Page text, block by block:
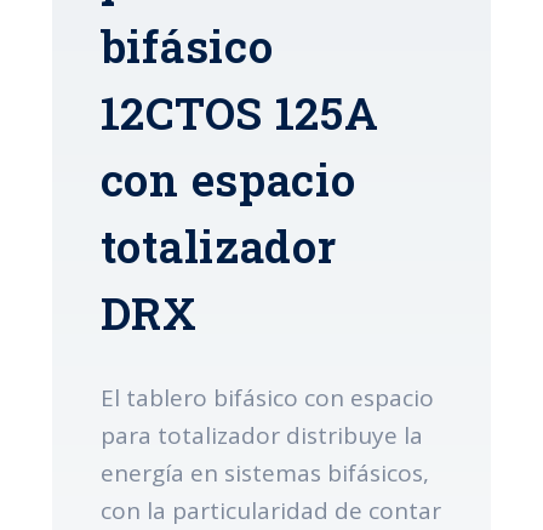
bifásico
12CTOS 125A
con espacio
totalizador
DRX
El tablero bifásico con espacio
para totalizador distribuye la
energía en sistemas bifásicos,
con la particularidad de contar